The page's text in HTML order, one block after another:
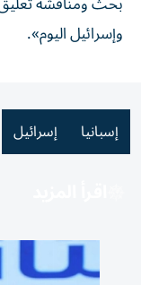
‌وإسرائيل اليوم».
إسبانيا إسرائيل